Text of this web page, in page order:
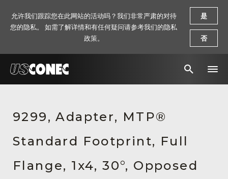
解决方案
产品
资源
9299, Adapter, MTP®
Standard Footprint, Full
Flange, 1x4, 30°, Opposed
允许我们跟踪您在此网站的活动吗？我们非常严肃的对待
您的隐私。 如需了解详情和有任何疑问请参考我们的隐私
政策。
是
否